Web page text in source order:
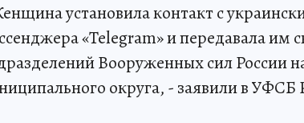
установила контакт с
«Telegram» и передавала им
Вооруженных сил России
округа, - заявили в